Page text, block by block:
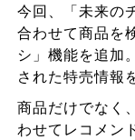
今回、「未来の
合わせて商品を
シ」機能を追加
された特売情報
商品だけでなく
わせてレコメン